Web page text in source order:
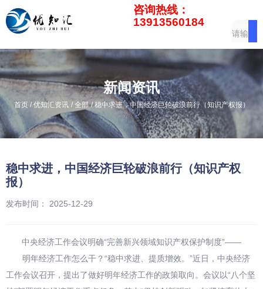
咨询热线：
13913560184
新闻资讯
首页 /优知汇资讯 / 全部 /稳中求进，中国经济巨轮破浪前行（知识产权报）
稳中求进，中国经济巨轮破浪前行（知识产权
报）
发布时间： 2025-12-29
中央经济工作会议明确“完善新兴领域知识产权保护制度”——
明年经济工作怎么干？“稳中求进、提质增效。”近日，中央经济
工作会议召开，提出了做好明年经济工作的政策取向。会议以“八个坚